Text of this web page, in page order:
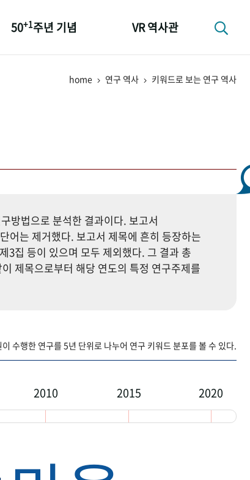
50+1주년 기념 VR 역사관
home 연구 역사 키워드로 보는 연구 역사
방법으로 분석한 결과이다. 보고서
어는 제거했다. 보고서 제목에 흔히 등장하는
3집 등이 있으며 모두 제외했다. 그 결과 총
제목으로부터 해당 연도의 특정 연구주제를
수행한 연구를 5년 단위로 나누어 연구 키워드 분포를 볼 수 있다.
2010 2015 2020